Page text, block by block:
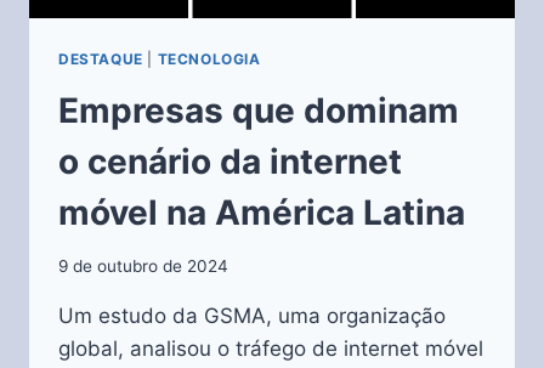
DESTAQUE TECNOLOGIA
Empresas que dominam
o cenário da internet
móvel na América Latina
9 de outubro de 2024
Um estudo da GSMA, uma organização
global, analisou o tráfego de internet móvel